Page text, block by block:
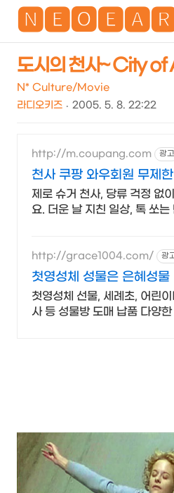
도시의 천사~ City
N* Culture/Movie
라디오키즈
2005. 5. 8. 22:22
http://m.coupang.com 광고
천사 쿠팡 와우회원 무제
제로 슈거 천사, 당류 걱정 없
요. 더운 날 지친 일상, 톡 쏘
http://grace1004.com/ 광
첫영성체 성물은 은혜성물
첫영성체 선물, 세례초, 어린
사 등 성물방 도매 납품 다양